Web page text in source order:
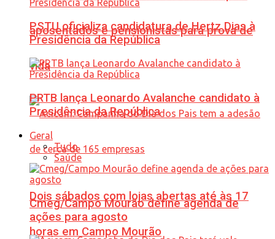
aposentados e pensionistas para prova de
vida
Dois sábados com lojas abertas até às 17
horas em Campo Mourão
PSTU oficializa candidatura de Hertz Dias à
Presidência da República
PRTB lança Leonardo Avalanche candidato à
Presidência da República
Geral
Tudo
Saúde
Cmeg/Campo Mourão define agenda de
ações para agosto